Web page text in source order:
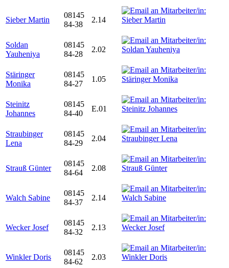
Sieber Martin
08145
84-38
2.14
Soldan
Yauheniya
08145
84-28
2.02
Stäringer
Monika
08145
84-27
1.05
Steinitz
Johannes
08145
84-40
E.01
Straubinger
Lena
08145
84-29
2.04
Strauß Günter
08145
84-64
2.08
Walch Sabine
08145
84-37
2.14
Wecker Josef
08145
84-32
2.13
Winkler Doris
08145
84-62
2.03